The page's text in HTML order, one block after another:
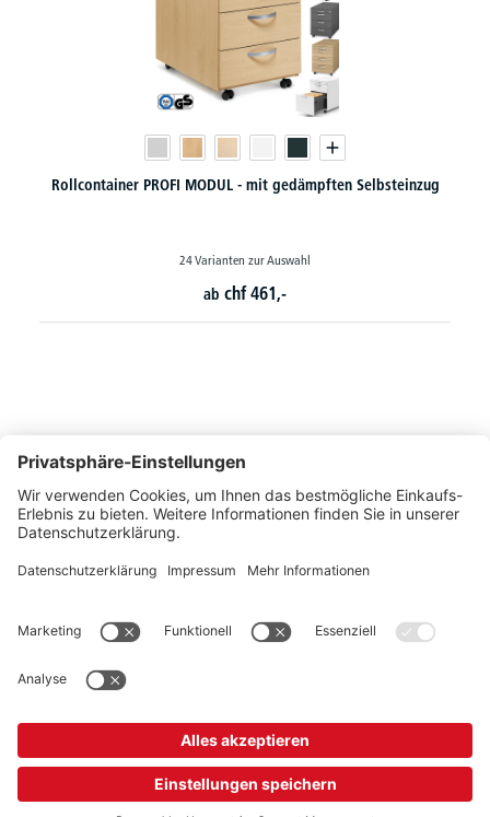
Standcontainer PROFI MODUL - mit gedämpftem Selbsteinzug
18 Varianten zur Auswahl
ab chf 604,-
Montags bis Freitags von 08:30 - 17:00 Uhr
+41 44 240 / 11 55
+41 44 240 / 11 57
info@office-trade.ch
vergleichbare Institutionen.
* Alle Preise verstehen sich zzgl. gesetzlicher MwSt.